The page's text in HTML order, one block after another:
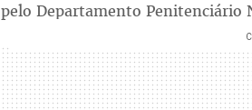
pelo Departamento Penitenciário